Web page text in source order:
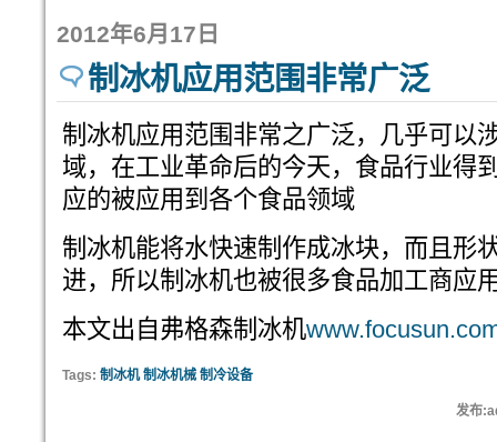
2012年6月17日
制冰机应用范围非常广泛
制冰机应用范围非常之广泛，几乎可以
域，在工业革命后的今天，食品行业得
应的被应用到各个食品领域
制冰机能将水快速制作成冰块，而且形
进，所以制冰机也被很多食品加工商应
本文出自弗格森制冰机
Tags: 制冰机 制冰机械 制冷设备
发布